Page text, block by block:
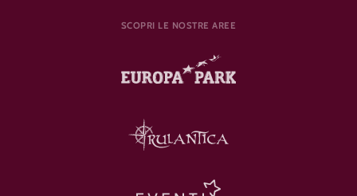
SCOPRI LE NOSTRE AREE